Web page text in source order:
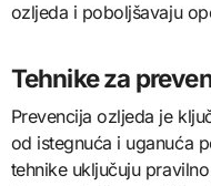
ozljeda i poboljšavaju
Tehnike za
Prevencija ozljeda je
od istegnuća i uganuća
tehnike uključuju